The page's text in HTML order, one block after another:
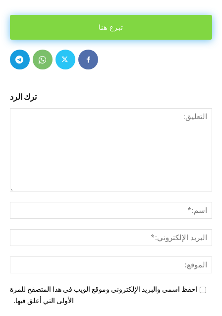
تبرع هنا
ترك الرد
احفظ اسمي والبريد الإلكتروني وموقع الويب في هذا المتصفح للمرة
الأولى التي أعلق فيها.